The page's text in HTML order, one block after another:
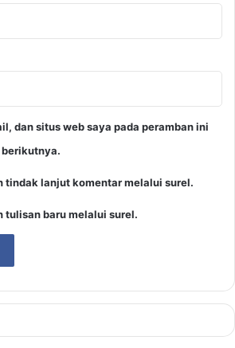
dan situs web saya pada peramban ini
tindak lanjut komentar melalui surel.
tulisan baru melalui surel.